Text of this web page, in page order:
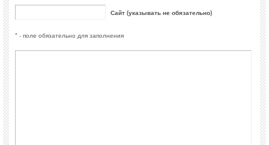
Сайт (указывать не обязательно)
* - поле обязательно для заполнения